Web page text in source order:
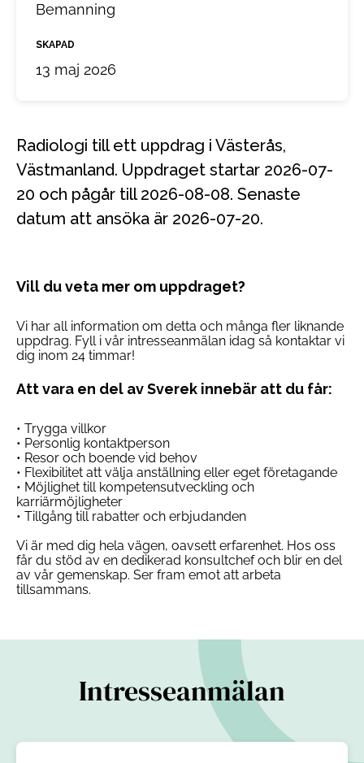
Bemanning
SKAPAD
13 maj 2026
Radiologi till ett uppdrag i Västerås,
Västmanland. Uppdraget startar 2026-07-
20 och pågår till 2026-08-08. Senaste
datum att ansöka är 2026-07-20.
Vill du veta mer om uppdraget?
Vi har all information om detta och många fler liknande
uppdrag. Fyll i vår intresseanmälan idag så kontaktar vi
dig inom 24 timmar!
Att vara en del av Sverek innebär att du får:
• Trygga villkor
• Personlig kontaktperson
• Resor och boende vid behov
• Flexibilitet att välja anställning eller eget företagande
• Möjlighet till kompetensutveckling och
karriärmöjligheter
• Tillgång till rabatter och erbjudanden
Vi är med dig hela vägen, oavsett erfarenhet. Hos oss
får du stöd av en dedikerad konsultchef och blir en del
av vår gemenskap. Ser fram emot att arbeta
tillsammans.
Intresseanmälan